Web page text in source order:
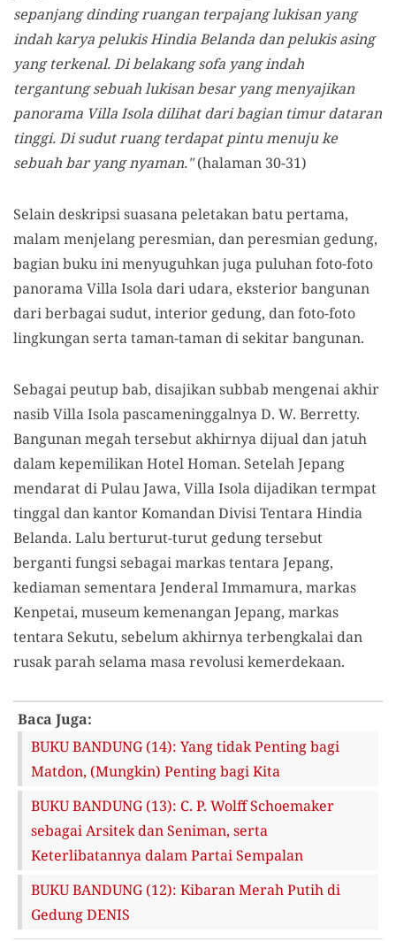
sepanjang dinding ruangan terpajang lukisan yang
indah karya pelukis Hindia Belanda dan pelukis asing
yang terkenal. Di belakang sofa yang indah
tergantung sebuah lukisan besar yang menyajikan
panorama Villa Isola dilihat dari bagian timur dataran
tinggi. Di sudut ruang terdapat pintu menuju ke
sebuah bar yang nyaman."(halaman 30-31)
Selain deskripsi suasana peletakan batu pertama,
malam menjelang peresmian, dan peresmian gedung,
bagian buku ini menyuguhkan juga puluhan foto-foto
panorama Villa Isola dari udara, eksterior bangunan
dari berbagai sudut, interior gedung, dan foto-foto
lingkungan serta taman-taman di sekitar bangunan.
Sebagai peutup bab, disajikan subbab mengenai akhir
nasib Villa Isola pascameninggalnya D. W. Berretty.
Bangunan megah tersebut akhirnya dijual dan jatuh
dalam kepemilikan Hotel Homan. Setelah Jepang
mendarat di Pulau Jawa, Villa Isola dijadikan termpat
tinggal dan kantor Komandan Divisi Tentara Hindia
Belanda. Lalu berturut-turut gedung tersebut
berganti fungsi sebagai markas tentara Jepang,
kediaman sementara Jenderal Immamura, markas
Kenpetai, museum kemenangan Jepang, markas
tentara Sekutu, sebelum akhirnya terbengkalai dan
rusak parah selama masa revolusi kemerdekaan.
Baca Juga:
BUKU BANDUNG (14): Yang tidak Penting bagi
Matdon, (Mungkin) Penting bagi Kita
BUKU BANDUNG (13): C. P. Wolff Schoemaker
sebagai Arsitek dan Seniman, serta
Keterlibatannya dalam Partai Sempalan
BUKU BANDUNG (12): Kibaran Merah Putih di
Gedung DENIS